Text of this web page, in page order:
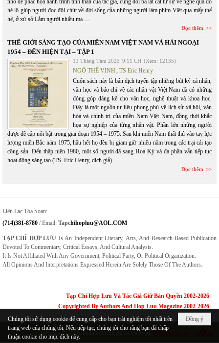
nhỏ để phác họa hành trình tinh thần của tác giả, cùng đôi ba lát cắt tự sự về nghề qua đó
hé lộ giúp người đọc đôi chút về đời sống của những người làm phim Việt qua mấy thế
hệ, ở xứ sở Lắm người nhiều ma …
Đọc thêm
THẾ GIỚI SÁNG TẠO CỦA MIỀN NAM VIỆT NAM VÀ HẢI NGOẠI
1954 – ĐẾN HIỆN TẠI – TẬP 1
13 Tháng Tám 2025 9:11 CH (Xem: 12135)
NGÔ THẾ VINH, TS Eric Henry
Cuốn sách này là bản dịch tuyển tập những bút ký cá nhân,
văn học và báo chí về các nhân vật Việt Nam đã có những
đóng góp đáng kể cho văn học, nghệ thuật và khoa học.
Đây là một nguồn tư liệu phong phú về lịch sử xã hội, văn
hóa và chính trị của miền Nam Việt Nam, đồng thời khắc
họa sự nghiệp của từng nhân vật. Phần lớn những người
được đề cập nổi bật trong giai đoạn 1954 – 1975. Sau khi miền Nam thất thủ vào tay lực
lượng miền Bắc năm 1975, hầu hết họ đều bị giam giữ nhiều năm trong các trại cải tạo
cộng sản. Đến thập niên 1980, một số người đã sang Hoa Kỳ và đa phần vẫn tiếp tục
hoạt động sáng tạo.(TS. Eric Henry, dịch giả)
Đọc thêm
Liên Lạc Tòa Soạn:
(714)381-8780 / Email: TapcHihopluu@AOL.COM
TẠP CHÍ HỢP LƯU Is An Independent Literary, Arts, And Research-Based Publication
Devoted To Commentary, Critical Essays, And Cultural Analysis.
It Is Not Affiliated With Any Government, Political Party, Or Political Organization.
All Opinions And Interpretations Expressed Herein Are Solely Those Of The Authors.
Tạp Chí Hợp Lưu Và Tác Giả Giữ Bản Quyền 2002-2026
Copyrighted By Authors And Hop Luu Magazine 2002-2026
Copyright © 2026 hopluu.net All rights reserved
Đồng ý
Chúng tôi sử dụng cookie để cung cấp cho bạn trải nghiệm tốt nhất trên
trang web của chúng tôi. Nếu tiếp tục, chúng tôi cho rằng bạn đã chấp
thuận cookie cho mục đích này.